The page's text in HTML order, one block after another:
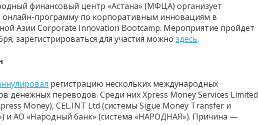
финансовый центр «Астана» (МФЦА) организует
программу по корпоративным инновациям в
Азии Corporate Innovation Bootcamp. Мероприятие пройдет
зарегистрироваться для участия можно здесь.
регистрацию нескольких международных
денежных переводов. Среди них Xpress Money Services Limited
Money), CEL.INT Ltd (системы Sigue Money Transfer и
и АО «Народный банк» (система «НАРОДНАЯ»). Причина —